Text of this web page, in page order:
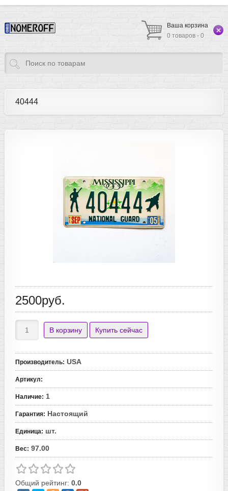
Ваша корзина
0 товаров - 0
40444
2500руб.
Производитель: USA
Артикул:
Наличие: 1
Гарантия: Настоящий
Единица: шт.
Вес: 97.00
Общий рейтинг: 0.0